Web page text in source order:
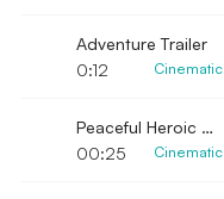
Adventure Trailer
0:12
Cinematic
Peaceful Heroic Cinematic
00:25
Cinematic